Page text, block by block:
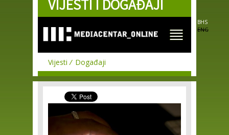
Skip to
main
VIJESTI I DOGAĐAJI
BHS
ENG
Vijesti Događaji